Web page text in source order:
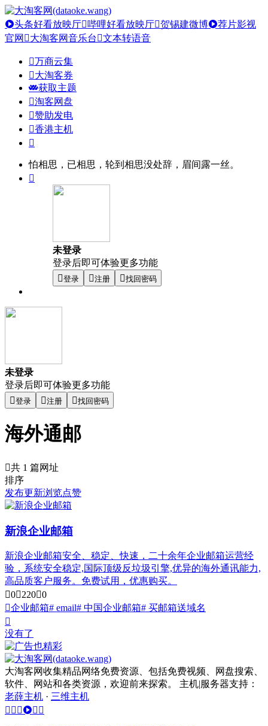
头条好看放映厅 哔哩好看放映厅 贺锡建微博
荐片影视
官网
大淘客网音乐台 文本转语音
万商云集
大淘客券
获取主题
淘客网盘
赞助发电
香港主机
怕相思，已相思，轮到相思没处辞，眉间露一丝。
未登录
登录后即可体验更多功能
登录 注册 找回密码
未登录
登录后即可体验更多功能
登录 注册 找回密码
海外通邮
共 1 篇网址
排序
发布更新浏览点赞
新浪企业邮箱
新浪企业邮箱安全、稳定、快速，二十余年企业邮箱运营经
验，系统安全稳定,国际顶级反垃圾引擎,优异的海外通讯能力,
高品质客户服务。免费试用，优惠购买。
0
220 0
企业邮箱# email# 中国企业邮箱# 买邮箱送域名
没有了
大淘客网收集精品网络免费资源、包括免费视频、网盘搜索、
软件、网站和各类资源，欢迎前来探索。 主机|服务器支持：
老薛主机 · 三维主机